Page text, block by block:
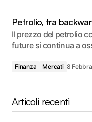
Petrolio, tra
Il prezzo del petrolio
future si continua a
Finanza Mercati 8
Articoli recenti